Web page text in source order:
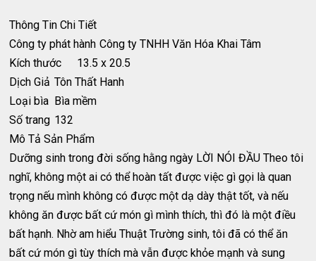
Thông Tin Chi Tiết
Công ty phát hành Công ty TNHH Văn Hóa Khai Tâm
Kích thước
13.5 x 20.5
Dịch Giả Tôn Thất Hanh
Loại bìa Bìa mềm
Số trang 132
Mô Tả Sản Phẩm
Dưỡng sinh trong đời sống hằng ngày LỜI NÓI ĐẦU Theo tôi
nghĩ, không một ai có thể hoàn tất được việc gì gọi là quan
trọng nếu mình không có được một dạ dày thật tốt, và nếu
không ăn được bất cứ món gì mình thích, thì đó là một điều
bất hạnh. Nhờ am hiểu Thuật Trường sinh, tôi đã có thể ăn
bất cứ món gì tùy thích mà vẫn được khỏe mạnh và sung